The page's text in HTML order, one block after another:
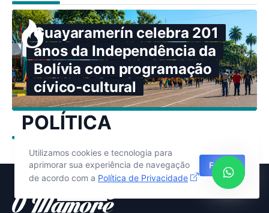
Guayaramerín celebra 201
anos da Independência da
Bolívia com programação
cívico-cultural
POLÍTICA
Utilizamos cookies e tecnologia para
aprimorar sua experiência de navegação
de acordo com a Política de Privacidade
Fechar